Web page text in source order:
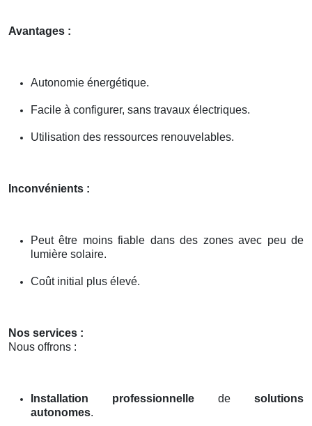
Avantages :
Autonomie énergétique.
Facile à configurer, sans travaux électriques.
Utilisation des ressources renouvelables.
Inconvénients :
Peut être moins fiable dans des zones avec peu de
lumière solaire.
Coût initial plus élevé.
Nos services :
Nous offrons :
Installation professionnelle de solutions
autonomes.